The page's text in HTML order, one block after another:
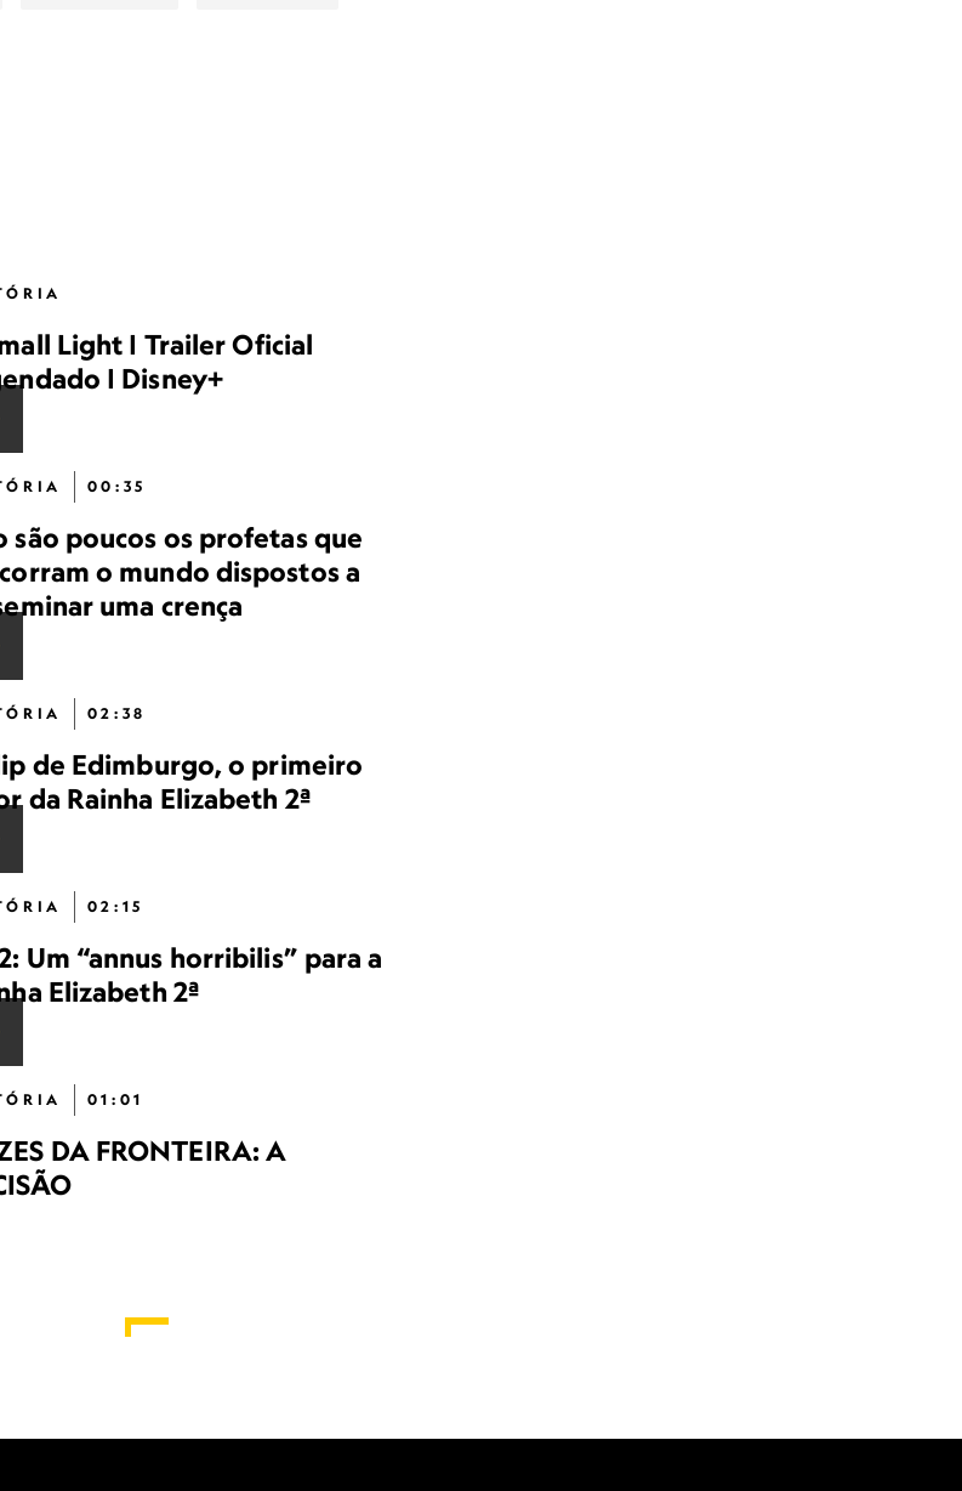
Light | Trailer Oficial
| Disney+
00:35
são poucos os profetas que
o mundo dispostos a
uma crença
02:38
de Edimburgo, o primeiro
da Rainha Elizabeth 2ª
02:15
Um “annus horribilis” para a
Elizabeth 2ª
01:01
DA FRONTEIRA: A